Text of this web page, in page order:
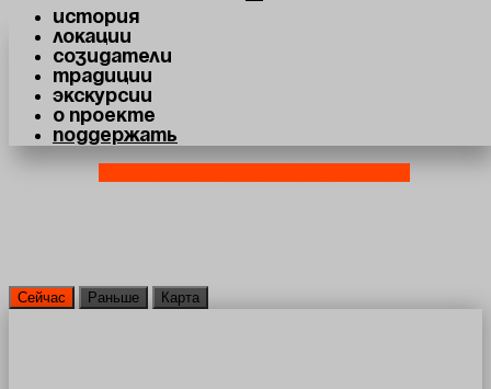
История
Локации
Созидатели
Традиции
Экскурсии
О проекте
Поддержать
Сейчас Раньше Карта